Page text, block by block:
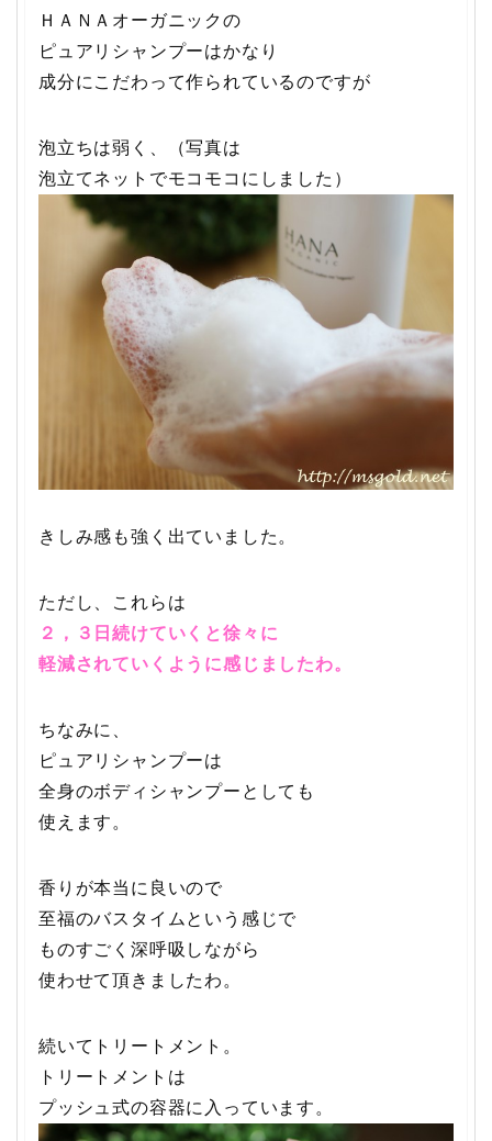
ＨＡＮＡオーガニックの
ピュアリシャンプーはかなり
成分にこだわって作られているのですが
泡立ちは弱く、（写真は
泡立てネットでモコモコにしました）
きしみ感も強く出ていました。
ただし、これらは
２，３日続けていくと徐々に
軽減されていくように感じましたわ。
ちなみに、
ピュアリシャンプーは
全身のボディシャンプーとしても
使えます。
香りが本当に良いので
至福のバスタイムという感じで
ものすごく深呼吸しながら
使わせて頂きましたわ。
続いてトリートメント。
トリートメントは
プッシュ式の容器に入っています。